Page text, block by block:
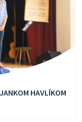
HAVLÍKOM